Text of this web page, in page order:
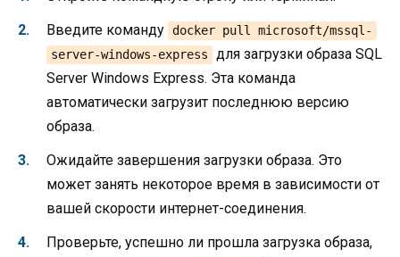
Введите команду docker pull microsoft/mssql-
server-windows-express
для загрузки образа SQL
Server Windows Express. Эта команда
автоматически загрузит последнюю версию
образа.
Ожидайте завершения загрузки образа. Это
может занять некоторое время в зависимости от
вашей скорости интернет-соединения.
Проверьте, успешно ли прошла загрузка образа,